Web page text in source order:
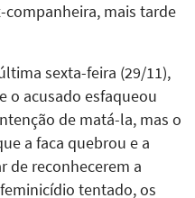
mais tarde
sexta-feira (29/11),
o acusado esfaqueou
de matá-la, mas o
a faca quebrou e a
de reconhecerem a
tentado, os